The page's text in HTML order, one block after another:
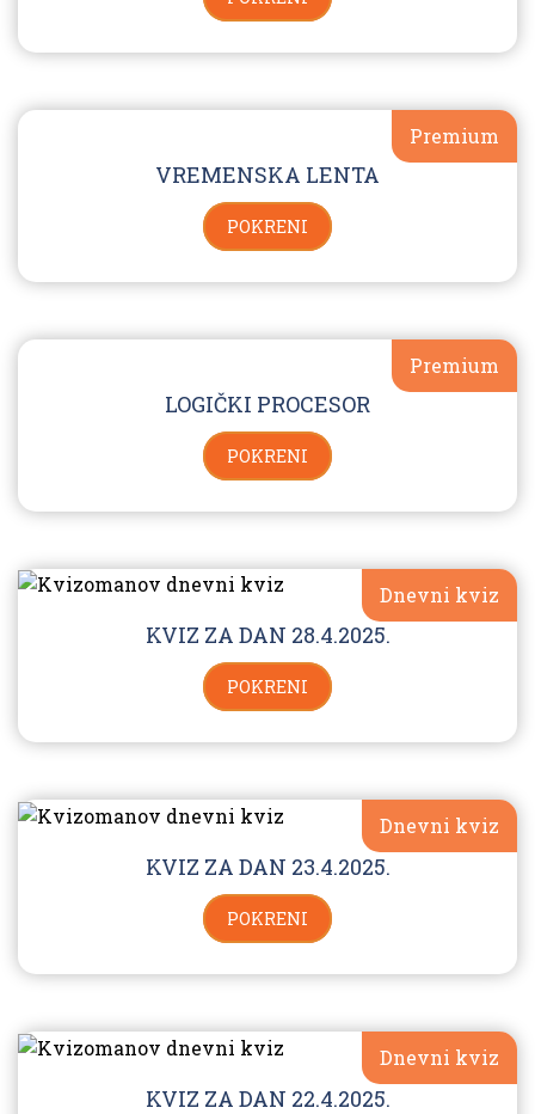
Premium
VREMENSKA LENTA
POKRENI
Premium
LOGIČKI PROCESOR
POKRENI
Dnevni kviz
KVIZ ZA DAN 28.4.2025.
POKRENI
Dnevni kviz
KVIZ ZA DAN 23.4.2025.
POKRENI
Dnevni kviz
KVIZ ZA DAN 22.4.2025.